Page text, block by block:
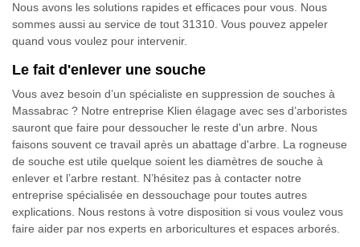
Nous avons les solutions rapides et efficaces pour vous. Nous
sommes aussi au service de tout 31310. Vous pouvez appeler
quand vous voulez pour intervenir.
Le fait d'enlever une souche
Vous avez besoin d’un spécialiste en suppression de souches à
Massabrac ? Notre entreprise Klien élagage avec ses d’arboristes
sauront que faire pour dessoucher le reste d'un arbre. Nous
faisons souvent ce travail après un abattage d'arbre. La rogneuse
de souche est utile quelque soient les diamètres de souche à
enlever et l’arbre restant. N’hésitez pas à contacter notre
entreprise spécialisée en dessouchage pour toutes autres
explications. Nous restons à votre disposition si vous voulez vous
faire aider par nos experts en arboricultures et espaces arborés.